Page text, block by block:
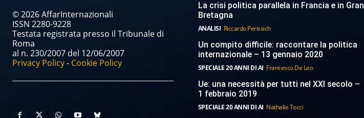
© 2026 AffarInternazionali
ISSN 2280-9228
Testata registrata presso il Tribunale di
Roma
al n. 230/2007 del 12/06/2007
Privacy Policy- Cookie Policy
La crisi politica parallela in Francia e in Gran
Bretagna
ANALISI Riccardo Perissich
Un compito difficile: raccontare la politica
internazionale – 13 gennaio 2020
SPECIALE 20 ANNI DI AI Francesco De Leo
Ue: una necessità per tutti nel XXI secolo –
1 febbraio 2019
SPECIALE 20 ANNI DI AI Nathalie Tocci